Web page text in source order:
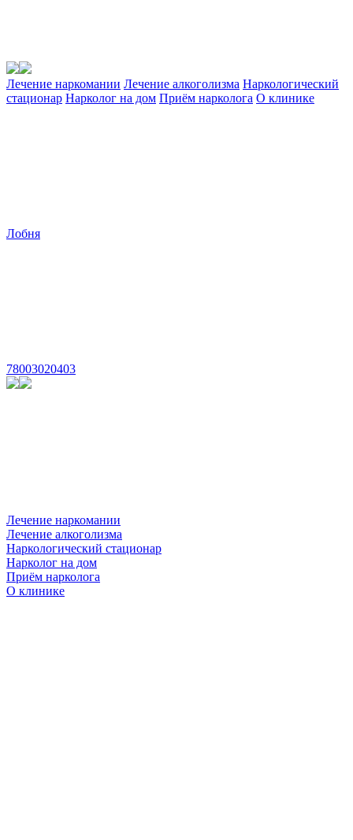
Лечение наркомании Лечение алкоголизма Наркологический
стационар Нарколог на дом Приём нарколога О клинике
Лобня
78003020403
Лечение наркомании
Лечение алкоголизма
Наркологический стационар
Нарколог на дом
Приём нарколога
О клинике